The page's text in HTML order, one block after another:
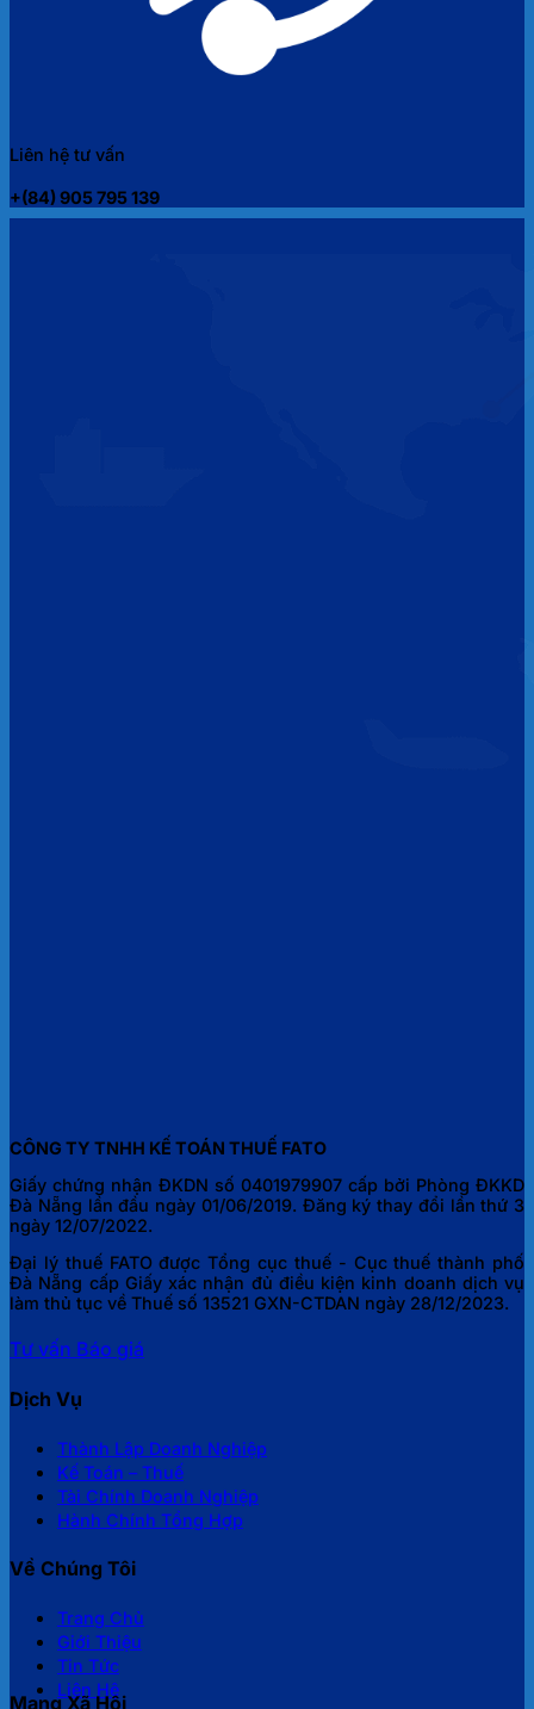
Liên hệ tư vấn
+(84) 905 795 139
CÔNG TY TNHH KẾ TOÁN THUẾ FATO
Giấy chứng nhận ĐKDN số 0401979907 cấp bởi Phòng ĐKKD
Đà Nẵng lần đầu ngày 01/06/2019. Đăng ký thay đổi lần thứ 3
ngày 12/07/2022.
Đại lý thuế FATO được Tổng cục thuế - Cục thuế thành phố
Đà Nẵng cấp Giấy xác nhận đủ điều kiện kinh doanh dịch vụ
làm thủ tục về Thuế số 13521 GXN-CTDAN ngày 28/12/2023.
Tư vấn Báo giá
Dịch Vụ
Thành Lập Doanh Nghiệp
Kế Toán – Thuế
Tài Chính Doanh Nghiệp
Hành Chính Tổng Hợp
Về Chúng Tôi
Trang Chủ
Giới Thiệu
Tin Tức
Liên Hệ
Mạng Xã Hội